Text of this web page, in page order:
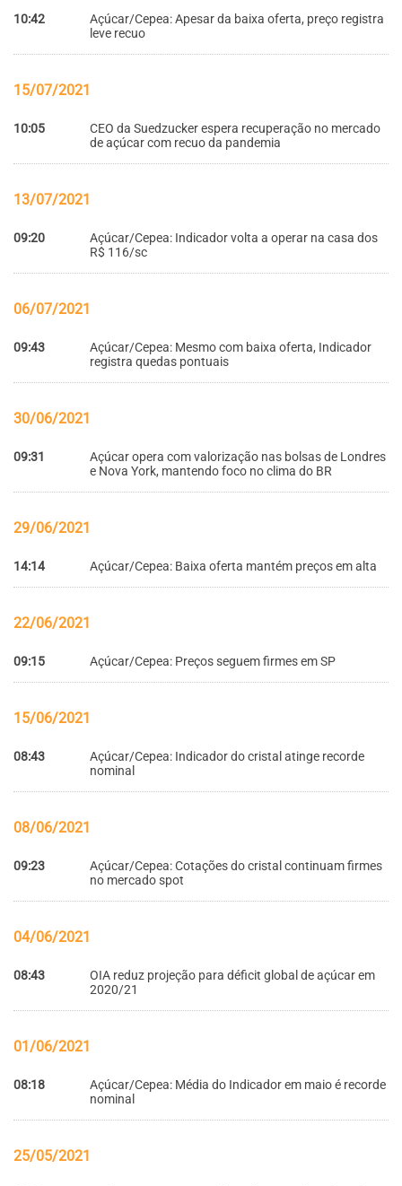
10:42
Açúcar/Cepea: Apesar da baixa oferta, preço registra
leve recuo
15/07/2021
10:05
CEO da Suedzucker espera recuperação no mercado
de açúcar com recuo da pandemia
13/07/2021
09:20
Açúcar/Cepea: Indicador volta a operar na casa dos
R$ 116/sc
06/07/2021
09:43
Açúcar/Cepea: Mesmo com baixa oferta, Indicador
registra quedas pontuais
30/06/2021
09:31
Açúcar opera com valorização nas bolsas de Londres
e Nova York, mantendo foco no clima do BR
29/06/2021
14:14 Açúcar/Cepea: Baixa oferta mantém preços em alta
22/06/2021
09:15 Açúcar/Cepea: Preços seguem firmes em SP
15/06/2021
08:43
Açúcar/Cepea: Indicador do cristal atinge recorde
nominal
08/06/2021
09:23
Açúcar/Cepea: Cotações do cristal continuam firmes
no mercado spot
04/06/2021
08:43
OIA reduz projeção para déficit global de açúcar em
2020/21
01/06/2021
08:18
Açúcar/Cepea: Média do Indicador em maio é recorde
nominal
25/05/2021